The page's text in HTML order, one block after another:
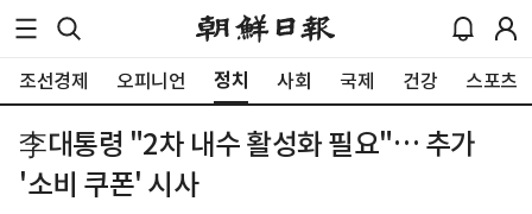
조선경제 오피니언 정치 사회 국제 건강 스포츠
李대통령 "2차 내수 활성화 필요"… 추가
'소비 쿠폰' 시사